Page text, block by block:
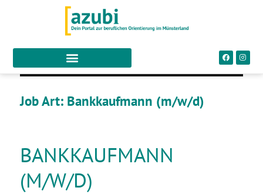
Job Art: Bankkaufmann (m/w/d)
BANKKAUFMANN
(M/W/D)